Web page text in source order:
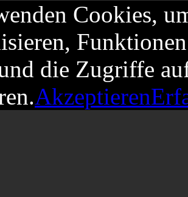
Cookies,
die Zugriffe
Akzeptieren